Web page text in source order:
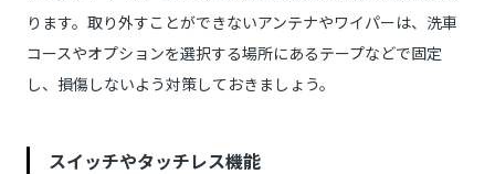
ります。取り外すことができないアンテナやワイパーは、洗車
コースやオプションを選択する場所にあるテープなどで固定
し、損傷しないよう対策しておきましょう。
スイッチやタッチレス機能